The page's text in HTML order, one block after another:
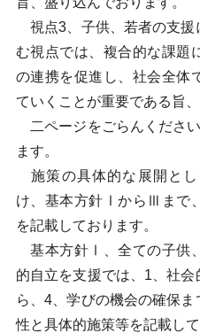
視点3、子供、若者の支援
む視点では、複合的な課題
の連携を促進し、社会全体
ていくことが重要である旨
二ページをごらんくださ
ます。
施策の具体的な展開とし
け、基本方針ⅠからⅢまで
を記載しております。
基本方針Ⅰ、全ての子供
的自立を支援では、1、社
ら、4、学びの機会の確保
性と具体的施策等を記載して